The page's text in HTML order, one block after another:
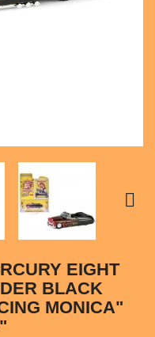

EIGHT
BLACK
MONICA"